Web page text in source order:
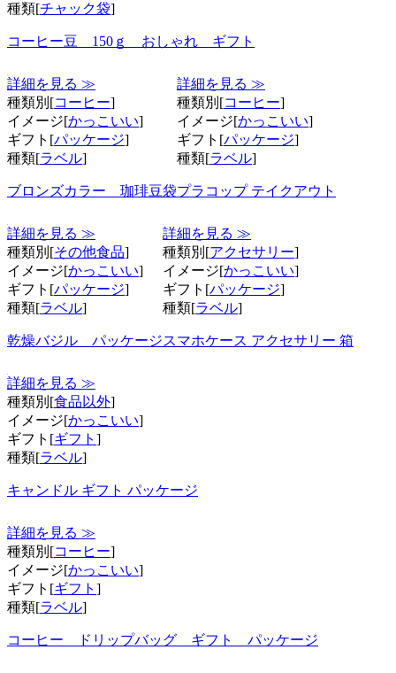
種類[チャック袋]
コーヒー豆 150ｇ おしゃれ ギフト
詳細を見る ≫
種類別[コーヒー]
イメージ[かっこいい]
ギフト[パッケージ]
種類[ラベル]
ブロンズカラー 珈琲豆袋
詳細を見る ≫
種類別[コーヒー]
イメージ[かっこいい]
ギフト[パッケージ]
種類[ラベル]
プラコップ テイクアウト
詳細を見る ≫
種類別[その他食品]
イメージ[かっこいい]
ギフト[パッケージ]
種類[ラベル]
乾燥バジル パッケージ
詳細を見る ≫
種類別[アクセサリー]
イメージ[かっこいい]
ギフト[パッケージ]
種類[ラベル]
スマホケース アクセサリー 箱
詳細を見る ≫
種類別[食品以外]
イメージ[かっこいい]
ギフト[ギフト ]
種類[ラベル]
キャンドル ギフト パッケージ
詳細を見る ≫
種類別[コーヒー]
イメージ[かっこいい]
ギフト[ギフト ]
種類[ラベル]
コーヒー ドリップバッグ ギフト パッケージ